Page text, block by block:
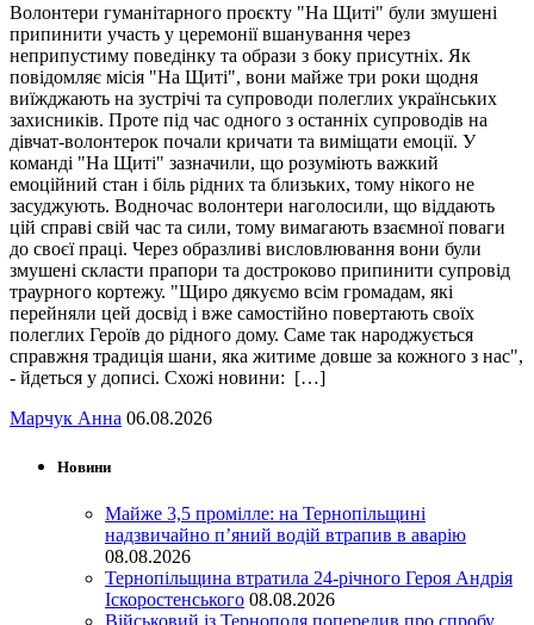
Волонтери гуманітарного проєкту "На Щиті" були змушені
припинити участь у церемонії вшанування через
неприпустиму поведінку та образи з боку присутніх. Як
повідомляє місія "На Щиті", вони майже три роки щодня
виїжджають на зустрічі та супроводи полеглих українських
захисників. Проте під час одного з останніх супроводів на
дівчат-волонтерок почали кричати та виміщати емоції. У
команді "На Щиті" зазначили, що розуміють важкий
емоційний стан і біль рідних та близьких, тому нікого не
засуджують. Водночас волонтери наголосили, що віддають
цій справі свій час та сили, тому вимагають взаємної поваги
до своєї праці. Через образливі висловлювання вони були
змушені скласти прапори та достроково припинити супровід
траурного кортежу. "Щиро дякуємо всім громадам, які
перейняли цей досвід і вже самостійно повертають своїх
полеглих Героїв до рідного дому. Саме так народжується
справжня традиція шани, яка житиме довше за кожного з нас",
- йдеться у дописі. Схожі новини: […]
Марчук Анна 06.08.2026
Новини
Майже 3,5 промілле: на Тернопільщині
надзвичайно п’яний водій втрапив в аварію
08.08.2026
Тернопільщина втратила 24-річного Героя Андрія
Іскоростенського 08.08.2026
Військовий із Тернополя попередив про спробу